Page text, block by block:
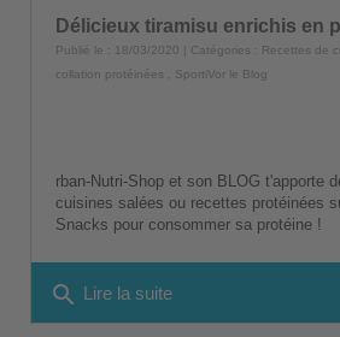
Délicieux tiramisu enrichis en
Publié le : 18/03/2020 | Catégories : Recettes de
collation protéinées
SportiVor le Blog
rban-Nutri-Shop et son BLOG t'apporte
cuisines salées ou recettes protéinées
Snacks pour consommer sa protéine !
search Lire la suite